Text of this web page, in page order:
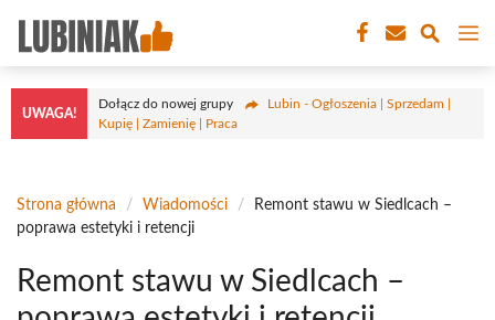
treści
UWAGA!
Dołącz do nowej grupy
Lubin - Ogłoszenia | Sprzedam |
Kupię | Zamienię | Praca
Strona główna / Wiadomości /
Remont stawu w Siedlcach –
poprawa estetyki i retencji
Remont stawu w Siedlcach –